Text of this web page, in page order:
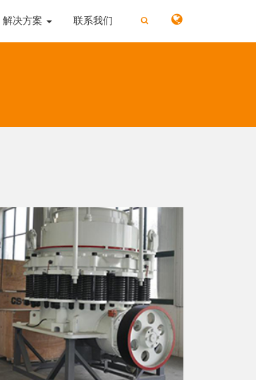
切
换
搜
切
换
解决方案 联系我们